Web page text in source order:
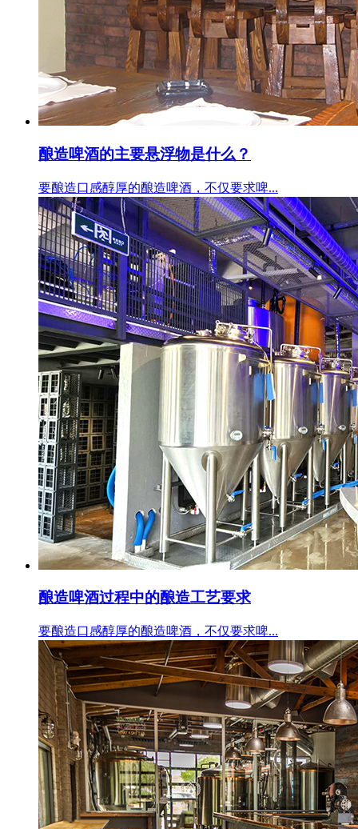
酿造啤酒的主要悬浮物是什么？
要酿造口感醇厚的酿造啤酒，不仅要求啤...
酿造啤酒过程中的酿造工艺要求
要酿造口感醇厚的酿造啤酒，不仅要求啤...